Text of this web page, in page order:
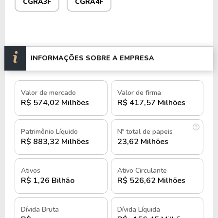
Com mais de 280 lojas operando em quatro redes, a
Classificada como uma small cap, sua uma estrutura
verticalizada inclui subsidiárias como o Centro
Shopping Empreendimentos e Participações Ltda.,
Grato Agropecuária Ltda., e Trevi Participações
Ltda.
A Grazziotin S.A. está listada na B3, sob os tickers
CGRA3
, além de ser negociada no
mercado fracionário sob os códigosCGRA3Fe
CGRA4F
História e quando foi criada a
Grazziotin S.A.
INFORMAÇÕES SOBRE A EMPRESA
Valor de mercado
R$ 574,02 Milhões
Valor de firma
R$ 417,57 Milhões
Patrimônio Líquido
R$ 883,32 Milhões
Nº total de papeis
23,62 Milhões
Ativos
R$ 1,26 Bilhão
Ativo Circulante
R$ 526,62 Milhões
Dívida Bruta Dívida Líquida